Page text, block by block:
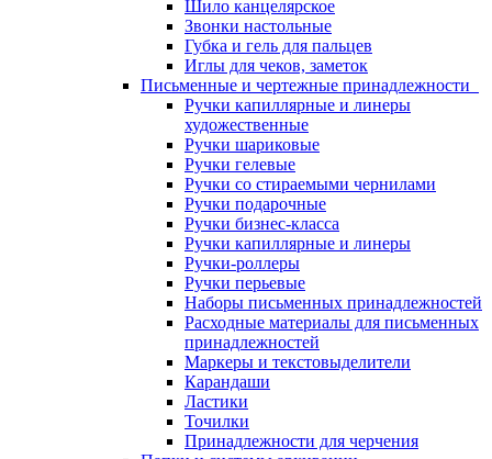
Шило канцелярское
Звонки настольные
Губка и гель для пальцев
Иглы для чеков, заметок
Письменные и чертежные принадлежности
Ручки капиллярные и линеры
художественные
Ручки шариковые
Ручки гелевые
Ручки со стираемыми чернилами
Ручки подарочные
Ручки бизнес-класса
Ручки капиллярные и линеры
Ручки-роллеры
Ручки перьевые
Наборы письменных принадлежностей
Расходные материалы для письменных
принадлежностей
Маркеры и текстовыделители
Карандаши
Ластики
Точилки
Принадлежности для черчения